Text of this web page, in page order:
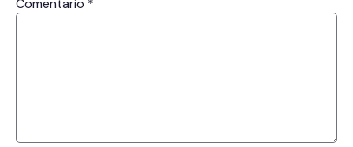
Comentario *